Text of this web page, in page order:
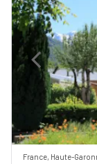
Previous
France, Haute-